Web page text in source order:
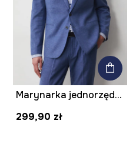
Marynarka jednorzędowa męska z lnem
299,90 zł